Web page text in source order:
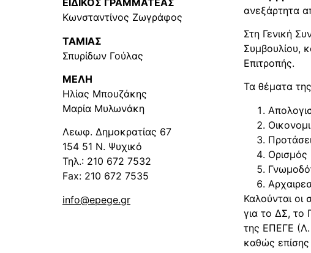
ΕΙΔΙΚΟΣ ΓΡΑΜΜΑΤΕΑΣ
Κωνσταντίνος Ζωγράφος
ΤΑΜΙΑΣ
Σπυρίδων Γούλας
ΜΕΛΗ
Ηλίας Μπουζάκης
Μαρία Μυλωνάκη
Λεωφ. Δημοκρατίας 67
154 51 Ν. Ψυχικό
Τηλ.: 210 672 7532
Fax: 210 672 7535
info@epege.gr
ανεξάρτητα
Στη Γενική
Συμβουλίου,
Επιτροπής.
Τα θέματα
Ορισμός
Καλούνται
για το ΔΣ, το
της ΕΠΕΓΕ (Λ.
καθώς